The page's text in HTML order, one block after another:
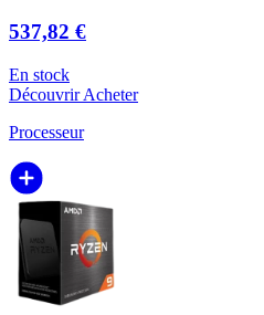
537,82 €
En stock
DécouvrirAcheter
Processeur